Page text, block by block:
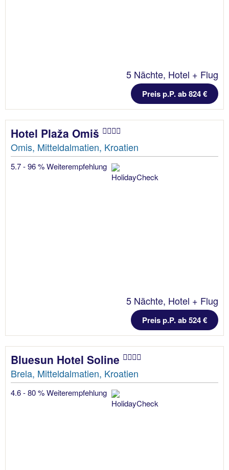
5 Nächte, Hotel + Flug
Preis p.P. ab 824 €
Hotel Plaža Omiš
Omis, Mitteldalmatien, Kroatien
5.7 - 96 % Weiterempfehlung
5 Nächte, Hotel + Flug
Preis p.P. ab 524 €
Bluesun Hotel Soline
Brela, Mitteldalmatien, Kroatien
4.6 - 80 % Weiterempfehlung